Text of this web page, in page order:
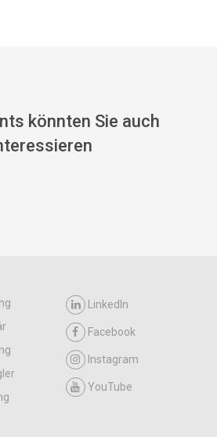
könnten Sie auch
LinkedIn
Facebook
Instagram
YouTube